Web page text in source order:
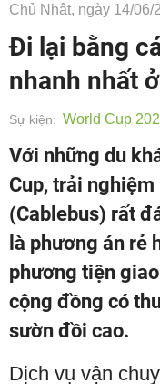
Chủ Nhật, ngày 14/06/
Đi lại bằng
nhanh nhất
Sự kiện: World Cup
Với những du
Cup, trải
(Cablebus) rất
là phương án rẻ
phương tiện
cộng đồng có
sườn đồi cao.
Dịch vụ vận